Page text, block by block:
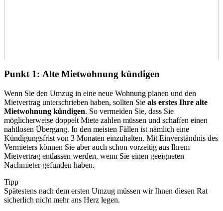
Punkt 1: Alte Mietwohnung kündigen
Wenn Sie den Umzug in eine neue Wohnung planen und den
Mietvertrag unterschrieben haben, sollten Sie als erstes Ihre alte
Mietwohnung kündigen. So vermeiden Sie, dass Sie
möglicherweise doppelt Miete zahlen müssen und schaffen einen
nahtlosen Übergang. In den meisten Fällen ist nämlich eine
Kündigungsfrist von 3 Monaten einzuhalten. Mit Einverständnis des
Vermieters können Sie aber auch schon vorzeitig aus Ihrem
Mietvertrag entlassen werden, wenn Sie einen geeigneten
Nachmieter gefunden haben.
Tipp
Spätestens nach dem ersten Umzug müssen wir Ihnen diesen Rat
sicherlich nicht mehr ans Herz legen.